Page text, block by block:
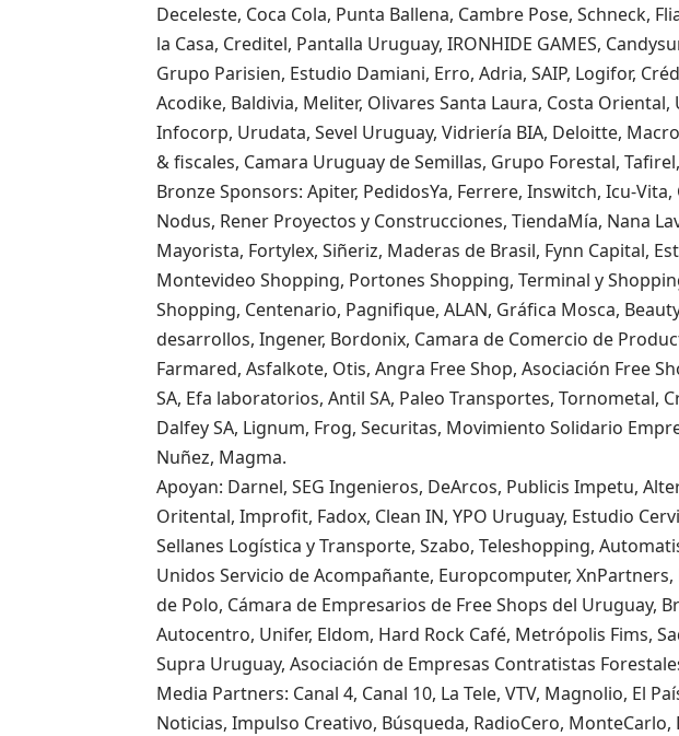
Deceleste, Coca Cola, Punta Ballena, Cambre Pose, Schneck,
la Casa, Creditel, Pantalla Uruguay, IRONHIDE GAMES,
Grupo Parisien, Estudio Damiani, Erro, Adria, SAIP, Logifor,
Acodike, Baldivia, Meliter, Olivares Santa Laura, Costa
Infocorp, Urudata, Sevel Uruguay, Vidriería BIA, Deloitte,
& fiscales, Camara Uruguay de Semillas, Grupo Forestal,
Bronze Sponsors: Apiter, PedidosYa, Ferrere, Inswitch, Icu-
Nodus, Rener Proyectos y Construcciones, TiendaMía, Nana
Mayorista, Fortylex, Siñeriz, Maderas de Brasil, Fynn Capital,
Montevideo Shopping, Portones Shopping, Terminal y
Shopping, Centenario, Pagnifique, ALAN, Gráfica Mosca,
desarrollos, Ingener, Bordonix, Camara de Comercio de
Farmared, Asfalkote, Otis, Angra Free Shop, Asociación Free
SA, Efa laboratorios, Antil SA, Paleo Transportes, Tornometal,
Dalfey SA, Lignum, Frog, Securitas, Movimiento Solidario
Nuñez, Magma.
Apoyan: Darnel, SEG Ingenieros, DeArcos, Publicis Impetu,
Oritental, Improfit, Fadox, Clean IN, YPO Uruguay, Estudio
Sellanes Logística y Transporte, Szabo, Teleshopping,
Unidos Servicio de Acompañante, Europcomputer,
de Polo, Cámara de Empresarios de Free Shops del Uruguay,
Autocentro, Unifer, Eldom, Hard Rock Café, Metrópolis Fims,
Supra Uruguay, Asociación de Empresas Contratistas
Media Partners: Canal 4, Canal 10, La Tele, VTV, Magnolio, El
Noticias, Impulso Creativo, Búsqueda, RadioCero, MonteCarlo,